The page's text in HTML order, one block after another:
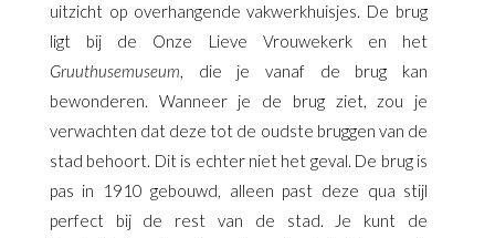
uitzicht op overhangende vakwerkhuisjes. De brug
ligt bij de Onze Lieve Vrouwekerk en het
Gruuthusemuseum, die je vanaf de brug kan
bewonderen. Wanneer je de brug ziet, zou je
verwachten dat deze tot de oudste bruggen van de
stad behoort. Dit is echter niet het geval. De brug is
pas in 1910 gebouwd, alleen past deze qua stijl
perfect bij de rest van de stad. Je kunt de